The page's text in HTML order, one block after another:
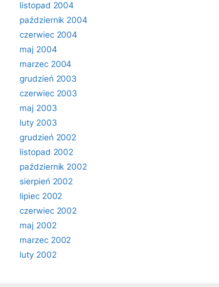
listopad 2004
październik 2004
czerwiec 2004
maj 2004
marzec 2004
grudzień 2003
czerwiec 2003
maj 2003
luty 2003
grudzień 2002
listopad 2002
październik 2002
sierpień 2002
lipiec 2002
czerwiec 2002
maj 2002
marzec 2002
luty 2002